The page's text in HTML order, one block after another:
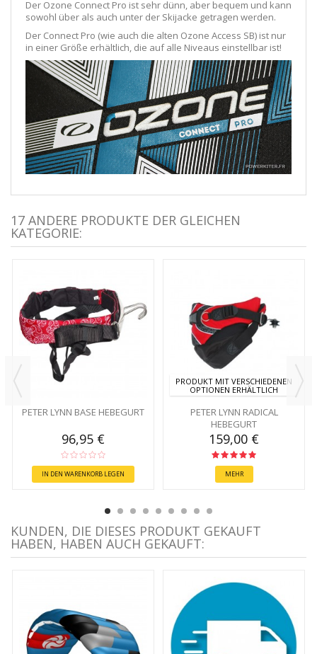
Der Ozone Connect Pro ist sehr dünn, aber bequem und kann
sowohl über als auch unter der Skijacke getragen werden.
Der Connect Pro (wie auch die alten Ozone Access SB) ist nur
in einer Größe erhältlich, die auf alle Niveaus einstellbar ist!
17 ANDERE PRODUKTE DER GLEICHEN
KATEGORIE:
PETER LYNN BASE HEBEGURT
96,95 €
IN DEN WARENKORB LEGEN
PRODUKT MIT VERSCHIEDENEN
OPTIONEN ERHÄLTLICH
PETER LYNN RADICAL
HEBEGURT
159,00 €
MEHR
KUNDEN, DIE DIESES PRODUKT GEKAUFT
HABEN, HABEN AUCH GEKAUFT: